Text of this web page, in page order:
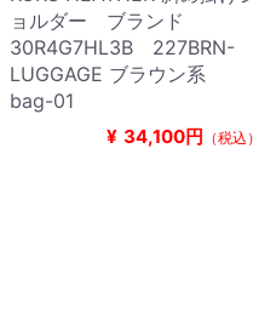
ョルダー ブランド
30R4G7HL3B 227BRN-
LUGGAGE ブラウン系
bag-01
¥ 34,100円 （税込）